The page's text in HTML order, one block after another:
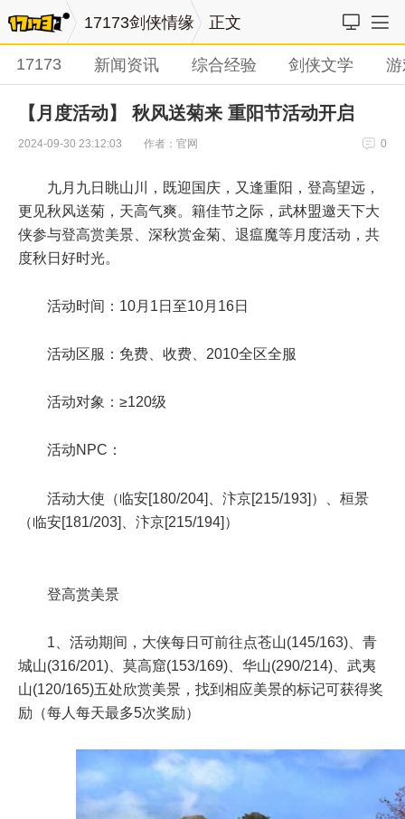
17173剑侠情缘 正文
17173 新闻资讯 综合经验 剑侠文学
【月度活动】 秋风送菊来 重阳节活动开启
2024-09-30 23:12:03 作者：官网 0
九月九日眺山川，既迎国庆，又逢重阳，登高望远，
更见秋风送菊，天高气爽。籍佳节之际，武林盟邀天下大
侠参与登高赏美景、深秋赏金菊、退瘟魔等月度活动，共
度秋日好时光。
活动时间：10月1日至10月16日
活动区服：免费、收费、2010全区全服
活动对象：≥120级
活动NPC：
活动大使（临安[180/204]、汴京[215/193]）、桓景
（临安[181/203]、汴京[215/194]）
登高赏美景
1、活动期间，大侠每日可前往点苍山(145/163)、青
城山(316/201)、莫高窟(153/169)、华山(290/214)、武夷
山(120/165)五处欣赏美景，找到相应美景的标记可获得奖
励（每人每天最多5次奖励）